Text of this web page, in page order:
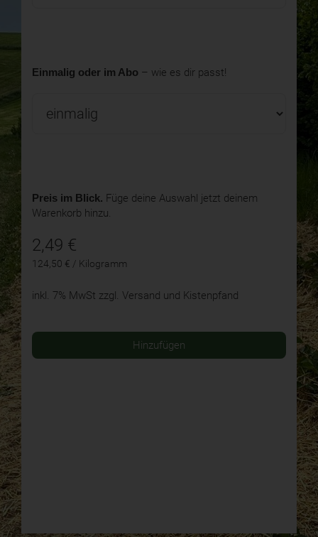
Einmalig oder im Abo – wie es dir passt!
Preis im Blick. Füge deine Auswahl jetzt deinem
Warenkorb hinzu.
2,49 €
124,50 € / Kilogramm
inkl. 7% MwSt zzgl. Versand und Kistenpfand
Hinzufügen